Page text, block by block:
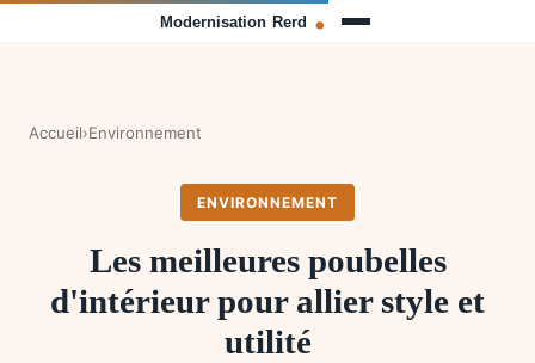
Accueil›Environnement
ENVIRONNEMENT
Les meilleures poubelles
d'intérieur pour allier style et
utilité